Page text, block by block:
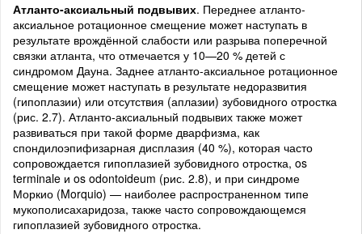
Атланто-аксиальный подвывих. Переднее атланто-
аксиальное ротационное смещение может наступать в
результате врождённой слабости или разрыва поперечной
связки атланта, что отмечается у 10—20 % детей с
синдромом Дауна. Заднее атланто-аксиальное ротационное
смещение может наступать в результате недоразвития
(гипоплазии) или отсутствия (аплазии) зубовидного отростка
(рис. 2.7). Атланто-аксиальный подвывих также может
развиваться при такой форме дварфизма, как
спондилоэпифизарная дисплазия (40 %), которая часто
сопровождается гипоплазией зубовидного отростка, os
terminale и os odontoideum (рис. 2.8), и при синдроме
Моркио (Morquio) — наиболее распространенном типе
мукополисахаридоза, также часто сопровождающемся
гипоплазией зубовидного отростка.